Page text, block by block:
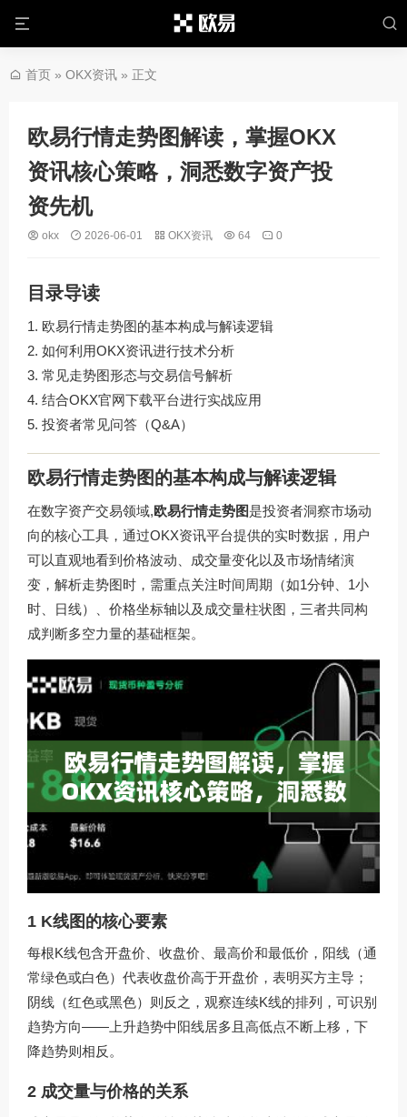
首页 » OKX资讯 » 正文
欧易行情走势图解读，掌握OKX
资讯核心策略，洞悉数字资产投
资先机
okx 2026-06-01 OKX资讯 64 0
目录导读
欧易行情走势图的基本构成与解读逻辑
如何利用OKX资讯进行技术分析
常见走势图形态与交易信号解析
结合OKX官网下载平台进行实战应用
投资者常见问答（Q&A）
欧易行情走势图的基本构成与解读逻辑
在数字资产交易领域,欧易行情走势图是投资者洞察市场动
向的核心工具，通过OKX资讯平台提供的实时数据，用户
可以直观地看到价格波动、成交量变化以及市场情绪演
变，解析走势图时，需重点关注时间周期（如1分钟、1小
时、日线）、价格坐标轴以及成交量柱状图，三者共同构
成判断多空力量的基础框架。
1 K线图的核心要素
每根K线包含开盘价、收盘价、最高价和最低价，阳线（通
常绿色或白色）代表收盘价高于开盘价，表明买方主导；
阴线（红色或黑色）则反之，观察连续K线的排列，可识别
趋势方向——上升趋势中阳线居多且高低点不断上移，下
降趋势则相反。
2 成交量与价格的关系